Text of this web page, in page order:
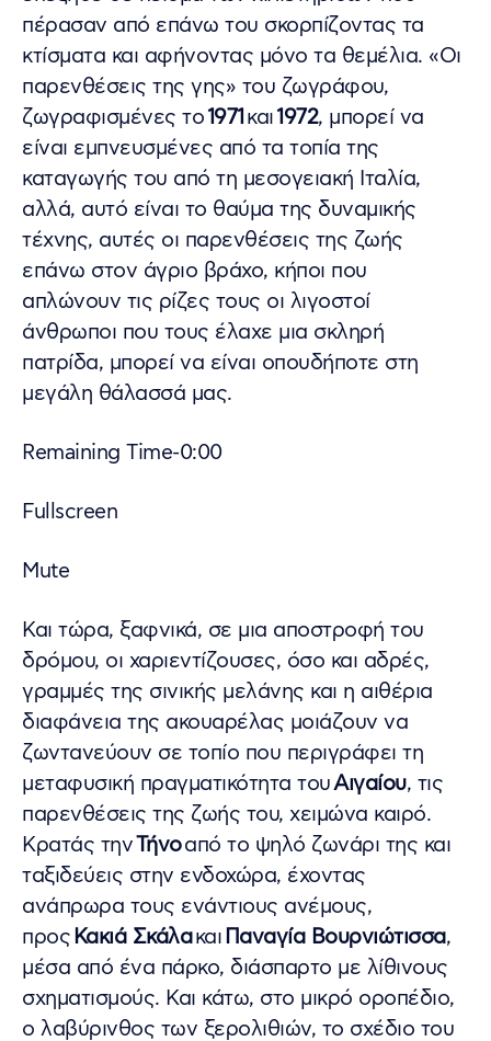
πέρασαν από επάνω του σκορπίζοντας τα
κτίσματα και αφήνοντας μόνο τα θεμέλια. «Οι
παρενθέσεις της γης» του ζωγράφου,
ζωγραφισμένες το1971και1972, μπορεί να
είναι εμπνευσμένες από τα τοπία της
καταγωγής του από τη μεσογειακή Ιταλία,
αλλά, αυτό είναι το θαύμα της δυναμικής
τέχνης, αυτές οι παρενθέσεις της ζωής
επάνω στον άγριο βράχο, κήποι που
απλώνουν τις ρίζες τους οι λιγοστοί
άνθρωποι που τους έλαχε μια σκληρή
πατρίδα, μπορεί να είναι οπουδήποτε στη
μεγάλη θάλασσά μας.
Remaining Time-0:00
Fullscreen
Mute
Και τώρα, ξαφνικά, σε μια αποστροφή του
δρόμου, οι χαριεντίζουσες, όσο και αδρές,
γραμμές της σινικής μελάνης και η αιθέρια
διαφάνεια της ακουαρέλας μοιάζουν να
ζωντανεύουν σε τοπίο που περιγράφει τη
μεταφυσική πραγματικότητα τουΑιγαίου, τις
παρενθέσεις της ζωής του, χειμώνα καιρό.
Κρατάς τηνΤήνοαπό το ψηλό ζωνάρι της και
ταξιδεύεις στην ενδοχώρα, έχοντας
ανάπρωρα τους ενάντιους ανέμους,
προςΚακιά ΣκάλακαιΠαναγία Βουρνιώτισσα,
μέσα από ένα πάρκο, διάσπαρτο με λίθινους
σχηματισμούς. Και κάτω, στο μικρό οροπέδιο,
ο λαβύρινθος των ξερολιθιών, το σχέδιο του